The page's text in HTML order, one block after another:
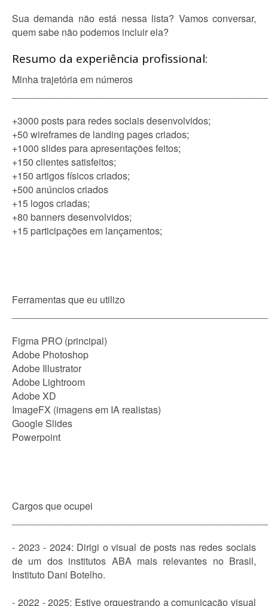
Sua demanda não está nessa lista? Vamos conversar,
quem sabe não podemos incluir ela?
Resumo da experiência profissional:
Minha trajetória em números
+3000 posts para redes sociais desenvolvidos;
+50 wireframes de landing pages criados;
+1000 slides para apresentações feitos;
+150 clientes satisfeitos;
+150 artigos físicos criados;
+500 anúncios criados
+15 logos criadas;
+80 banners desenvolvidos;
+15 participações em lançamentos;
Ferramentas que eu utilizo
Figma PRO (principal)
Adobe Photoshop
Adobe Illustrator
Adobe Lightroom
Adobe XD
ImageFX (imagens em IA realistas)
Google Slides
Powerpoint
Cargos que ocupei
- 2023 - 2024: Dirigi o visual de posts nas redes sociais
de um dos institutos ABA mais relevantes no Brasil,
Instituto Dani Botelho.
- 2022 - 2025: Estive orquestrando a comunicação visual